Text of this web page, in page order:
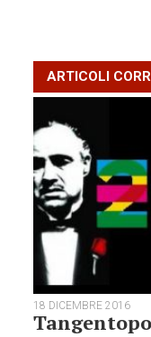
ARTICOLI
18 DICEMBRE 2016